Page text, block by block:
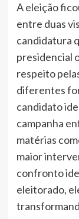
A eleição
entre duas
candidatura
presidencial
respeito
diferentes
candidato
campanha
matérias
maior
confronto
eleitorado,